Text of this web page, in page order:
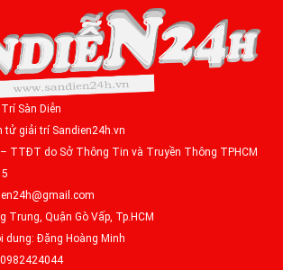
Sàn Diễn
tử giải trí Sandien24h.vn
– TTĐT do Sở Thông Tin và Truyền Thông TPHCM
Trung, Quận Gò Vấp, Tp.HCM
dung: Đặng Hoàng Minh